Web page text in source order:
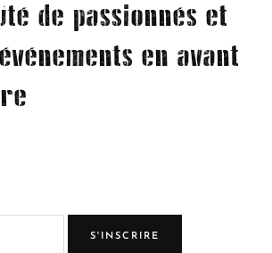
de passionnés et
en avant
S'INSCRIRE